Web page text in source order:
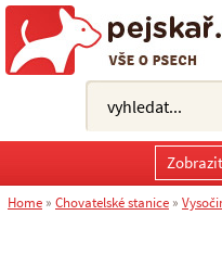
Home » Chovatelské stanice »